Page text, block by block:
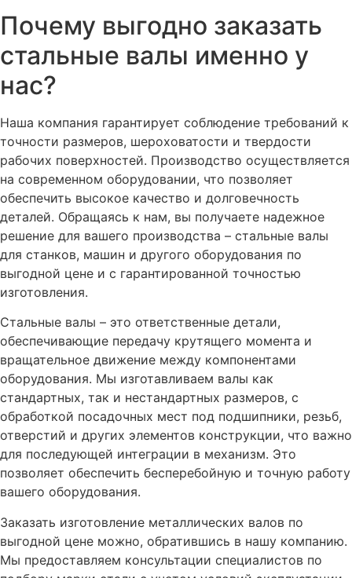
Почему выгодно заказать
стальные валы именно у
нас?
Наша компания гарантирует соблюдение требований к
точности размеров, шероховатости и твердости
рабочих поверхностей. Производство осуществляется
на современном оборудовании, что позволяет
обеспечить высокое качество и долговечность
деталей. Обращаясь к нам, вы получаете надежное
решение для вашего производства – стальные валы
для станков, машин и другого оборудования по
выгодной цене и с гарантированной точностью
изготовления.
Стальные валы – это ответственные детали,
обеспечивающие передачу крутящего момента и
вращательное движение между компонентами
оборудования. Мы изготавливаем валы как
стандартных, так и нестандартных размеров, с
обработкой посадочных мест под подшипники, резьб,
отверстий и других элементов конструкции, что важно
для последующей интеграции в механизм. Это
позволяет обеспечить бесперебойную и точную работу
вашего оборудования.
Заказать изготовление металлических валов по
выгодной цене можно, обратившись в нашу компанию.
Мы предоставляем консультации специалистов по